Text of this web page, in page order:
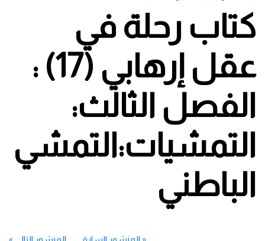
كتاب رحلة في
عقل إرهابي (17) :
الفصل الثالث:
التمشيات:التمشي
الباطني